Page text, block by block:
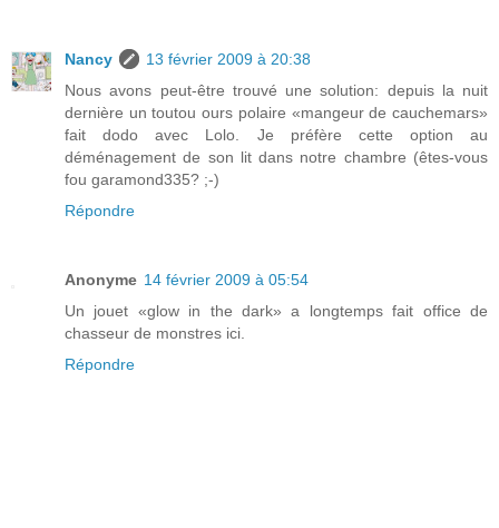
Nancy
13 février 2009 à 20:38
Nous avons peut-être trouvé une solution: depuis la nuit
dernière un toutou ours polaire «mangeur de cauchemars»
fait dodo avec Lolo. Je préfère cette option au
déménagement de son lit dans notre chambre (êtes-vous
fou garamond335? ;-)
Répondre
Anonyme 14 février 2009 à 05:54
Un jouet «glow in the dark» a longtemps fait office de
chasseur de monstres ici.
Répondre